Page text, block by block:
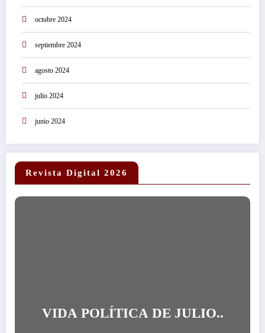
octubre 2024
septiembre 2024
agosto 2024
julio 2024
junio 2024
Revista Digital 2026
VIDA POLÍTICA DE JULIO..